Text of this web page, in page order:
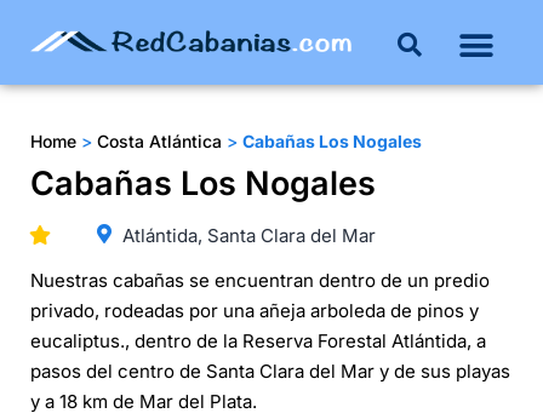
Home > Costa Atlántica > Cabañas Los Nogales
Cabañas Los Nogales
Atlántida, Santa Clara del Mar
Nuestras cabañas se encuentran dentro de un predio
privado, rodeadas por una añeja arboleda de pinos y
eucaliptus., dentro de la Reserva Forestal Atlántida, a
pasos del centro de Santa Clara del Mar y de sus playas
y a 18 km de Mar del Plata.